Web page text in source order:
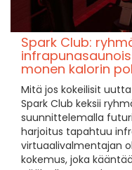
Spark Club:
monen kalorin
Mitä jos kokeilisit
Spark Club keksii
suunnittelemalla
harjoitus tapahtuu
virtuaalivalmentajan
kokemus, joka